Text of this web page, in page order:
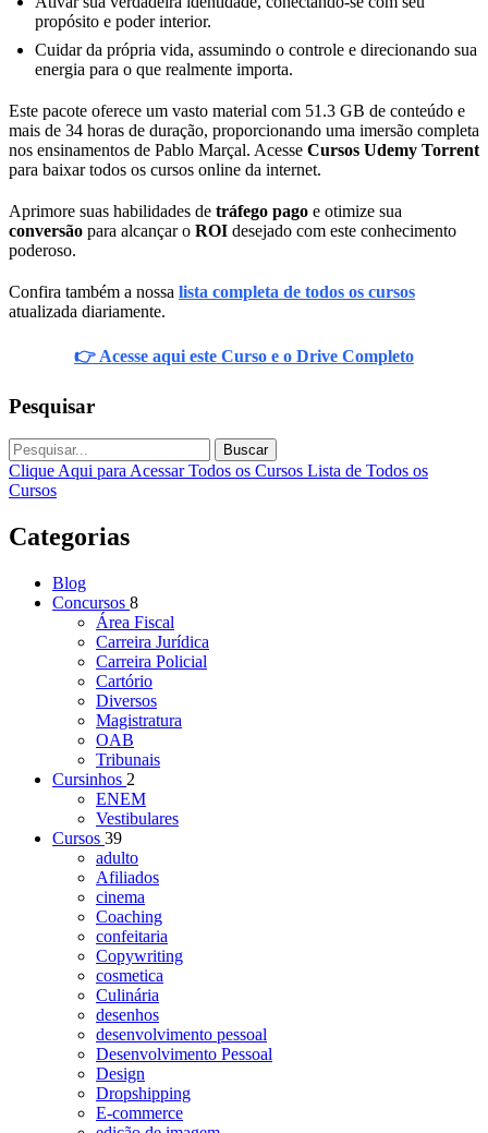
propósito e poder interior.
Cuidar da própria vida, assumindo o controle e direcionando sua
energia para o que realmente importa.
Este pacote oferece um vasto material com 51.3 GB de conteúdo e
mais de 34 horas de duração, proporcionando uma imersão completa
nos ensinamentos de Pablo Marçal. Acesse Cursos Udemy Torrent
para baixar todos os cursos online da internet.
Aprimore suas habilidades de tráfego pago e otimize sua
conversão para alcançar o ROI desejado com este conhecimento
poderoso.
Confira também a nossa lista completa de todos os cursos
atualizada diariamente.
👉 Acesse aqui este Curso e o Drive Completo
Pesquisar
Buscar
Clique Aqui para Acessar Todos os Cursos Lista de Todos os
Cursos
Categorias
Blog
Concursos 8
Área Fiscal
Carreira Jurídica
Carreira Policial
Cartório
Diversos
Magistratura
OAB
Tribunais
Cursinhos 2
ENEM
Vestibulares
Cursos 39
adulto
Afiliados
cinema
Coaching
confeitaria
Copywriting
cosmetica
Culinária
desenhos
desenvolvimento pessoal
Desenvolvimento Pessoal
Design
Dropshipping
E-commerce